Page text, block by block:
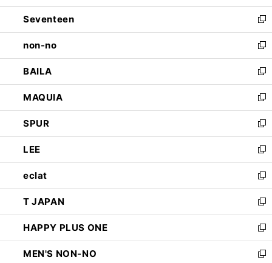
開
く
ウ
で
開
く
ン
ド
ウ
で
開
く
Seventeen
新
し
い
ウ
ィ
ン
ド
ウ
で
開
く
non-no
新
し
い
ウ
ィ
ン
ド
ウ
で
開
く
BAILA
新
し
い
ウ
ィ
ン
ド
ウ
で
開
く
MAQUIA
新
し
い
ウ
ィ
ン
ド
ウ
で
開
く
SPUR
新
し
い
ウ
ィ
ン
ド
ウ
で
開
く
LEE
新
し
い
ウ
ィ
ン
ド
ウ
で
eclat
新
し
い
ウ
ィ
ン
ド
T JAPAN
新
し
い
ウ
ィ
HAPPY PLUS ONE
新
し
い
MEN'S NON-NO
新